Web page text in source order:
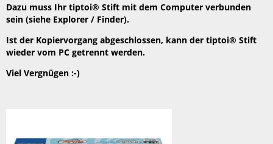
Dazu muss Ihr tiptoi® Stift mit dem Computer verbunden
sein (siehe Explorer / Finder).
Ist der Kopiervorgang abgeschlossen, kann der tiptoi® Stift
wieder vom PC getrennt werden.
Viel Vergnügen :-)